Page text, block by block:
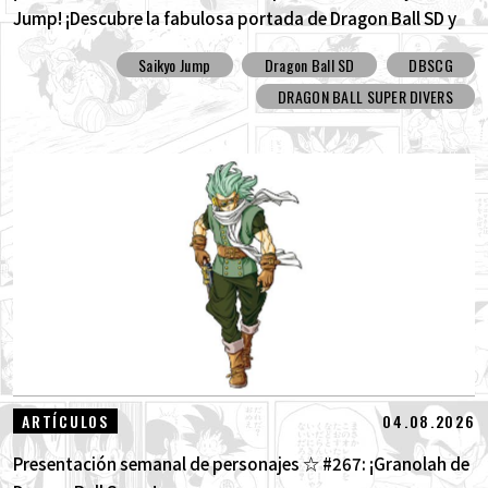
Jump! ¡Descubre la fabulosa portada de Dragon Ball SD y
todos los divertidos extras!
Saikyo Jump Dragon Ball SD
DBSCG
DRAGON BALL SUPER DIVERS
ARTÍCULOS 04.08.2026
Presentación semanal de personajes ☆ #267: ¡Granolah de